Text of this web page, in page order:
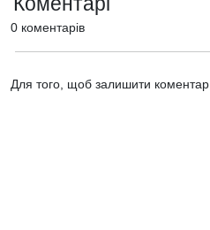
0 коментарів
Для того, щоб залишити коментар,